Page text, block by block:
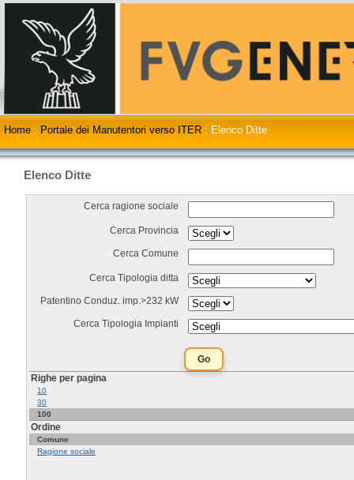
Home : Portale dei Manutentori verso ITER : Elenco Ditte
Elenco Ditte
Cerca ragione sociale
Cerca Provincia
Cerca Comune
Cerca Tipologia ditta
Patentino Conduz. imp.>232 kW
Cerca Tipologia Impianti
Righe per pagina
10
30
100
Ordine
Comune
Ragione sociale